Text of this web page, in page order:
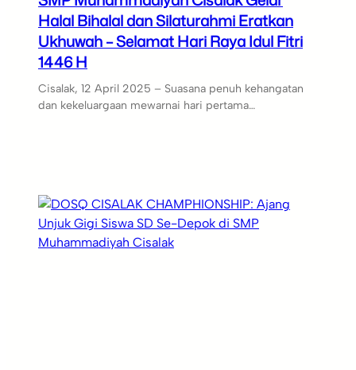
Halal Bihalal dan Silaturahmi Eratkan
Ukhuwah – Selamat Hari Raya Idul Fitri
1446 H
Cisalak, 12 April 2025 – Suasana penuh kehangatan
dan kekeluargaan mewarnai hari pertama…